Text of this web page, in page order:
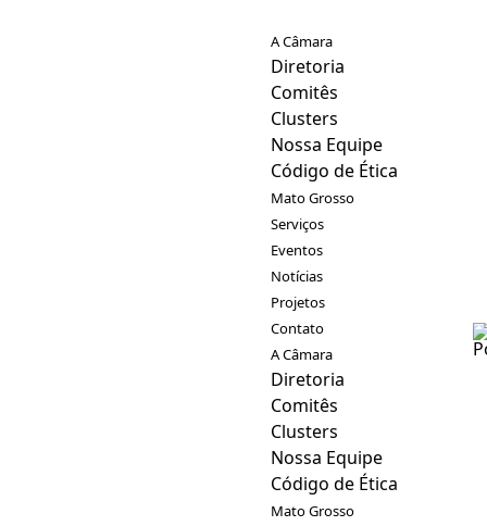
A Câmara
Diretoria
Comitês
Clusters
Nossa Equipe
Código de Ética
Mato Grosso
Serviços
Eventos
Notícias
Projetos
Contato
A Câmara
Diretoria
Comitês
Clusters
Nossa Equipe
Código de Ética
Mato Grosso